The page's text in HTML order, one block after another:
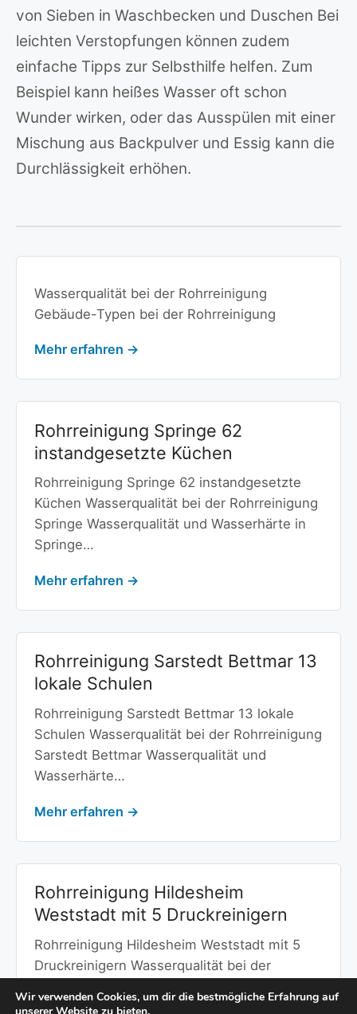
von Sieben in Waschbecken und Duschen Bei
leichten Verstopfungen können zudem
einfache Tipps zur Selbsthilfe helfen. Zum
Beispiel kann heißes Wasser oft schon
Wunder wirken, oder das Ausspülen mit einer
Mischung aus Backpulver und Essig kann die
Durchlässigkeit erhöhen.
Wasserqualität bei der Rohrreinigung
Gebäude-Typen bei der Rohrreinigung
Mehr erfahren →
Rohrreinigung Springe 62
instandgesetzte Küchen
Rohrreinigung Springe 62 instandgesetzte
Küchen Wasserqualität bei der Rohrreinigung
Springe Wasserqualität und Wasserhärte in
Springe…
Mehr erfahren →
Rohrreinigung Sarstedt Bettmar 13
lokale Schulen
Rohrreinigung Sarstedt Bettmar 13 lokale
Schulen Wasserqualität bei der Rohrreinigung
Sarstedt Bettmar Wasserqualität und
Wasserhärte…
Mehr erfahren →
Rohrreinigung Hildesheim
Weststadt mit 5 Druckreinigern
Rohrreinigung Hildesheim Weststadt mit 5
Druckreinigern Wasserqualität bei der
Wasserqualität und Wasserhärte…
Wir verwenden Cookies, um dir die bestmögliche Erfahrung auf